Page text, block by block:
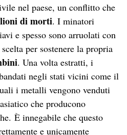
nel paese, un conflitto che
di morti. I minatori
e spesso sono arruolati con
per sostenere la propria
. Una volta estratti, i
negli stati vicini come il
i metalli vengono venduti
che producono
È innegabile che questo
e unicamente